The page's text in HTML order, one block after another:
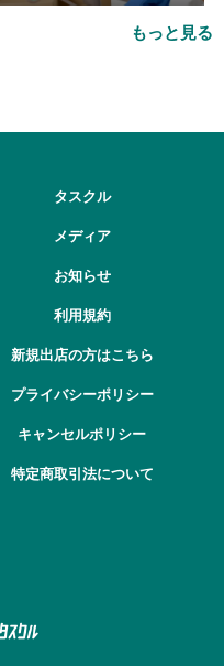
もっと見る
タスクル
メディア
お知らせ
利用規約
新規出店の方はこちら
プライバシーポリシー
キャンセルポリシー
特定商取引法について